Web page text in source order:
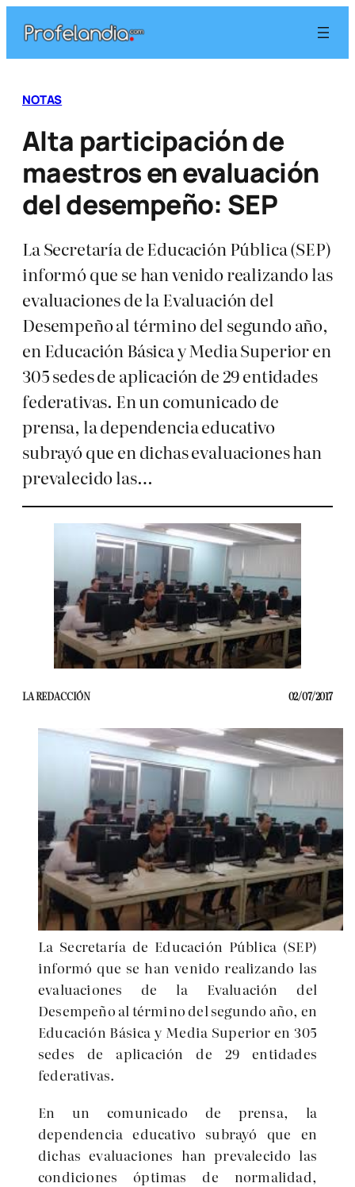
contenido
NOTAS
Alta participación de
maestros en evaluación
del desempeño: SEP
La Secretaría de Educación Pública (SEP)
informó que se han venido realizando las
evaluaciones de la Evaluación del
Desempeño al término del segundo año,
en Educación Básica y Media Superior en
305 sedes de aplicación de 29 entidades
federativas. En un comunicado de
prensa, la dependencia educativo
subrayó que en dichas evaluaciones han
prevalecido las…
LA REDACCIÓN 02/07/2017
La Secretaría de Educación Pública (SEP)
informó que se han venido realizando las
evaluaciones de la Evaluación del
Desempeño al término del segundo año, en
Educación Básica y Media Superior en 305
sedes de aplicación de 29 entidades
federativas.
En un comunicado de prensa, la
dependencia educativo subrayó que en
dichas evaluaciones han prevalecido las
condiciones óptimas de normalidad,